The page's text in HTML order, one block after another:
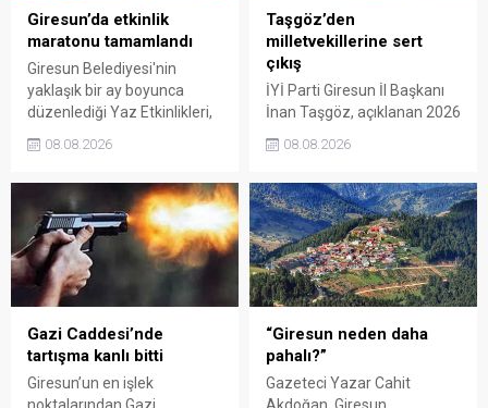
Giresun’da etkinlik
maratonu tamamlandı
Giresun Belediyesi'nin
yaklaşık bir ay boyunca
düzenlediği Yaz Etkinlikleri,
binlerce vatandaşı kültür,
sanat ve eğlenceyle
organizasyonun ardından
Kadın El Emeği Pazarı'nın
süresi de 16 Ağustos'a
kadar uzatıldı.
08.08.2026
Taşgöz’den
milletvekillerine sert
çıkış
İYİ Parti Giresun İl Başkanı
İnan Taşgöz, açıklanan 2026
yılı fındık alım fiyatı
üzerinden iktidar
eleştirdi. Taşgöz, üreticinin
emeğinin karşılığını
alamadığını savunarak,
Giresun milletvekillerini
sessiz kalmakla suçladı.
08.08.2026
Gazi Caddesi’nde
tartışma kanlı bitti
Giresun’un en işlek
“Giresun neden daha
pahalı?”
Gazeteci Yazar Cahit